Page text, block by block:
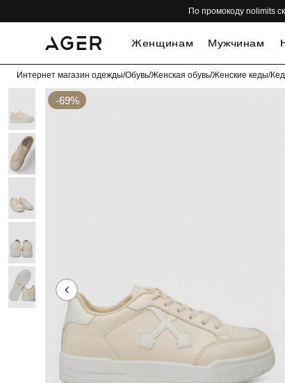
По промокоду nolimits
Женщинам Мужчинам
Интернет магазин одежды/Обувь/Женская обувь/Женские кеды/
-69%